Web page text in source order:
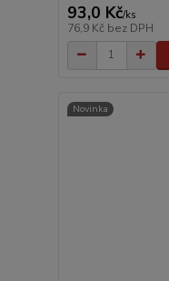
93,0 Kč/ks
76,9 Kč bez DPH
Novinka